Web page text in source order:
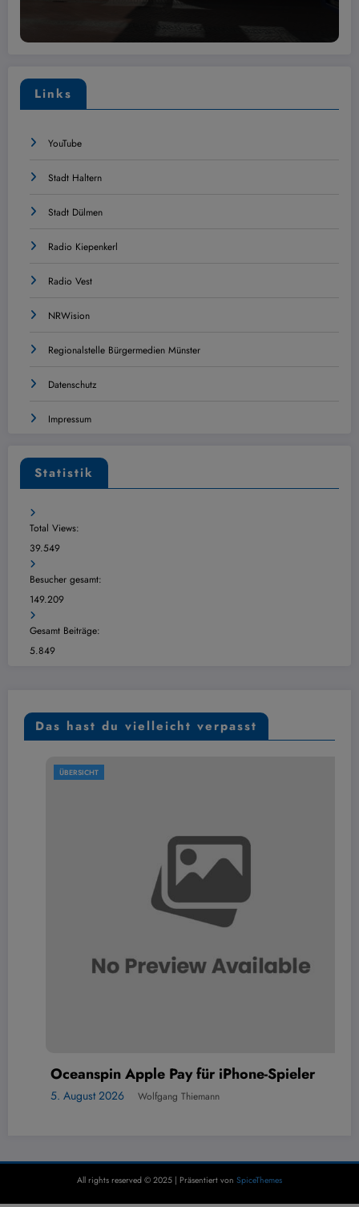
Links
YouTube
Stadt Haltern
Stadt Dülmen
Radio Kiepenkerl
Radio Vest
NRWision
Regionalstelle Bürgermedien Münster
Datenschutz
Impressum
Statistik
Total Views:
39.549
Besucher gesamt:
149.209
Gesamt Beiträge:
5.849
Das hast du vielleicht verpasst
ÜBERSICHT
Oceanspin Apple Pay für iPhone-Spieler
5. August 2026 Wolfgang Thiemann
All rights reserved © 2025 | Präsentiert von SpiceThemes